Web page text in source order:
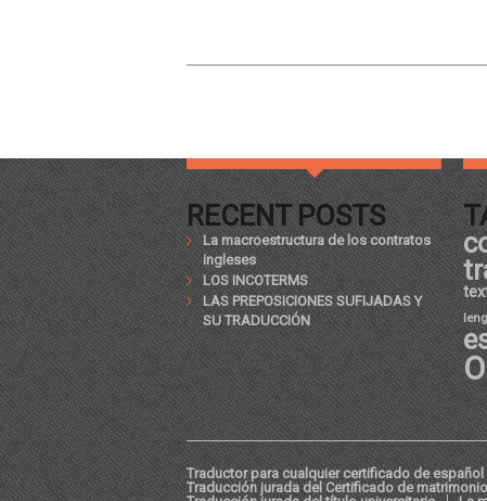
RECENT POSTS
La macroestructura de los contratos
ingleses
LOS INCOTERMS
LAS PREPOSICIONES SUFIJADAS Y
SU TRADUCCIÓN
Traductor para cualquier certificado de español
Traducción jurada del Certificado de